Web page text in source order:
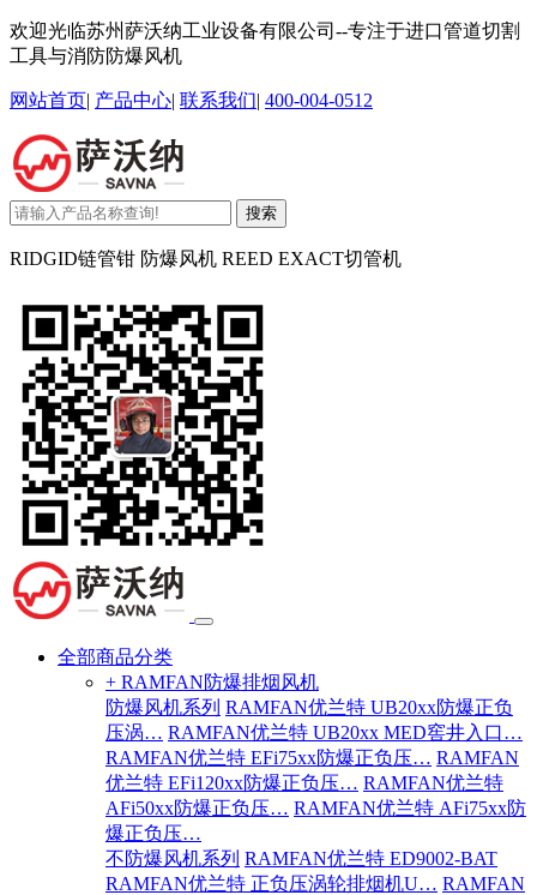
欢迎光临苏州萨沃纳工业设备有限公司--专注于进口管道切割
工具与消防防爆风机
网站首页| 产品中心| 联系我们| 400-004-0512
搜索
RIDGID链管钳 防爆风机 REED EXACT切管机
全部商品分类
+ RAMFAN防爆排烟风机
防爆风机系列 RAMFAN优兰特 UB20xx防爆正负
压涡… RAMFAN优兰特 UB20xx MED窖井入口…
RAMFAN优兰特 EFi75xx防爆正负压… RAMFAN
优兰特 EFi120xx防爆正负压… RAMFAN优兰特
AFi50xx防爆正负压… RAMFAN优兰特 AFi75xx防
爆正负压…
不防爆风机系列 RAMFAN优兰特 ED9002-BAT
RAMFAN优兰特 正负压涡轮排烟机U… RAMFAN